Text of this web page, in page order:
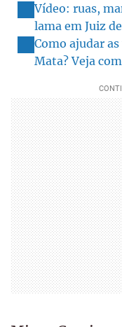
Vídeo: ruas,
lama em Juiz
Como ajudar
Mata? Veja